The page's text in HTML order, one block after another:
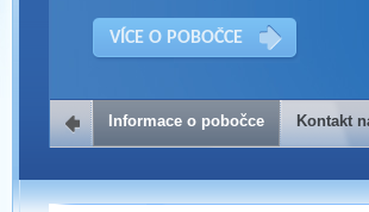
VÍCE O POBOČCE
Kontakt na
Pokud máte jakýkoliv dotaz na
prosím neváhejte nás kontaktovat
Informace o pobočce Kontakt